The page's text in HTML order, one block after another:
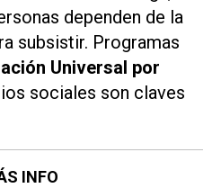
dependen de la
subsistir. Programas
Universal por
sociales son claves
INFO